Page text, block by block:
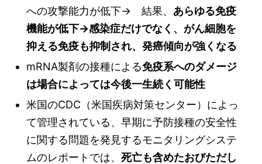
への攻撃能力が低下→ 結果、 あらゆる免疫
機能が低下→感染症だけでなく、がん細胞を
抑える免疫も抑制され、発癌傾向が強くなる
mRNA製剤の接種による免疫系へのダメージ
は場合によっては今後一生続く可能性
米国のCDC（米国疾病対策センター）によっ
て管理されている、早期に予防接種の安全性
に関する問題を発見するモニタリングシステ
ムのレポートでは、 死亡も含めたおびただし